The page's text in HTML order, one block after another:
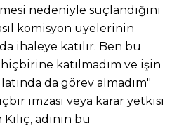
nedeniyle suçlandığını
komisyon üyelerinin
ihaleye katılır. Ben bu
katılmadım ve işin
da görev almadım"
imzası veya karar yetkisi
adının bu